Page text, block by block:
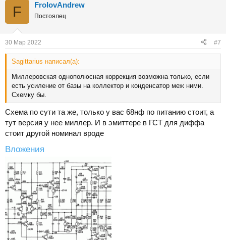
F FrolovAndrew
Постоялец
30 Мар 2022 #7
Sаgittarius написал(а):
Миллеровская однополюсная коррекция возможна только, если
есть усиление от базы на коллектор и конденсатор меж ними.
Схемку бы.
Схема по сути та же, только у вас 68нф по питанию стоит, а
тут версия у нее миллер. И в эмиттере в ГСТ для диффа
стоит другой номинал вроде
Вложения